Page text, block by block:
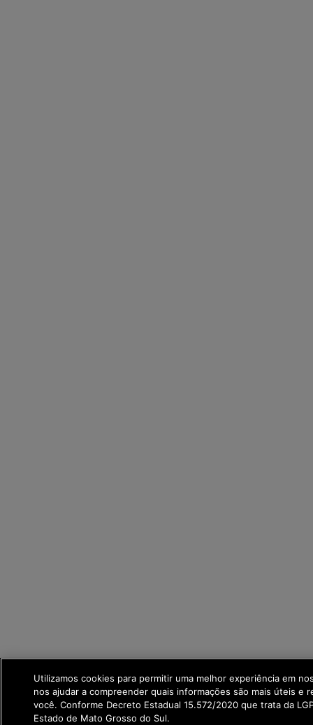
Utilizamos cookies para permitir uma melhor experiência em
nos ajudar a compreender quais informações são mais úteis e
você. Conforme Decreto Estadual 15.572/2020 que trata da
Estado de Mato Grosso do Sul.